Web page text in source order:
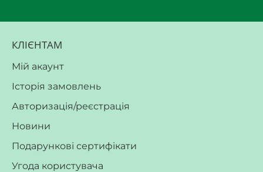
КЛІЄНТАМ
Мій акаунт
Історія замовлень
Авторизація/реєстрація
Новини
Подарункові сертифікати
Угода користувача